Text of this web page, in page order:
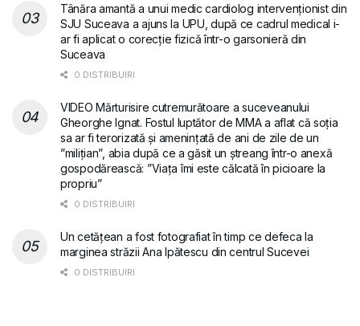
Tânăra amantă a unui medic cardiolog intervenționist din
SJU Suceava a ajuns la UPU, după ce cadrul medical i-
ar fi aplicat o corecție fizică într-o garsonieră din
Suceava
0 DISTRIBUIRI
VIDEO Mărturisire cutremurătoare a suceveanului
Gheorghe Ignat. Fostul luptător de MMA a aflat că soția
sa ar fi terorizată și amenințată de ani de zile de un
”milițian”, abia după ce a găsit un ștreang într-o anexă
gospodărească: ”Viața îmi este călcată în picioare la
propriu”
0 DISTRIBUIRI
Un cetățean a fost fotografiat în timp ce defeca la
marginea străzii Ana Ipătescu din centrul Sucevei
0 DISTRIBUIRI